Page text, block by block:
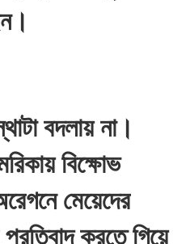
বদলায় না।
বিক্ষোভ
মেয়েদের
করতে গিয়ে